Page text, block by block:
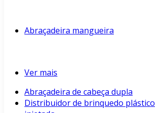
Abraçadeira mangueira
Ver mais
Abraçadeira de cabeça dupla
Distribuidor de brinquedo plástico